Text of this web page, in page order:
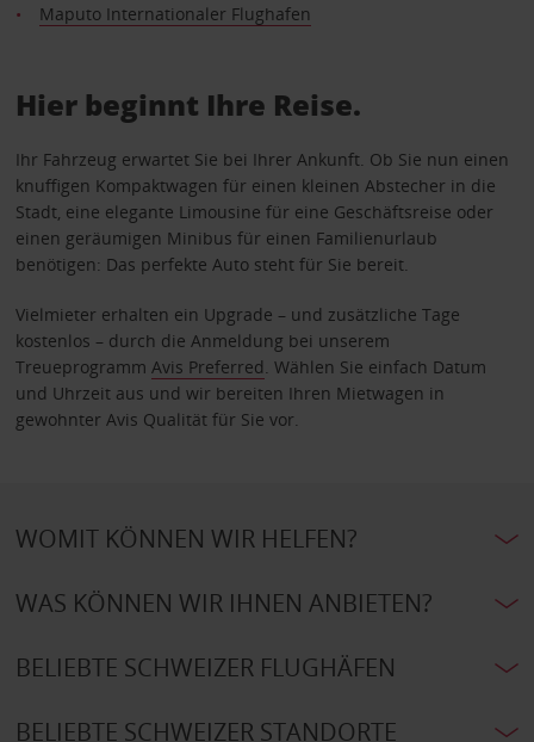
Maputo Internationaler Flughafen
Hier beginnt Ihre Reise.
Ihr Fahrzeug erwartet Sie bei Ihrer Ankunft. Ob Sie nun einen
knuffigen Kompaktwagen für einen kleinen Abstecher in die
Stadt, eine elegante Limousine für eine Geschäftsreise oder
einen geräumigen Minibus für einen Familienurlaub
benötigen: Das perfekte Auto steht für Sie bereit.
Vielmieter erhalten ein Upgrade – und zusätzliche Tage
kostenlos – durch die Anmeldung bei unserem
Treueprogramm Avis Preferred . Wählen Sie einfach Datum
und Uhrzeit aus und wir bereiten Ihren Mietwagen in
gewohnter Avis Qualität für Sie vor.
WOMIT KÖNNEN WIR HELFEN?
WAS KÖNNEN WIR IHNEN ANBIETEN?
BELIEBTE SCHWEIZER FLUGHÄFEN
BELIEBTE SCHWEIZER STANDORTE